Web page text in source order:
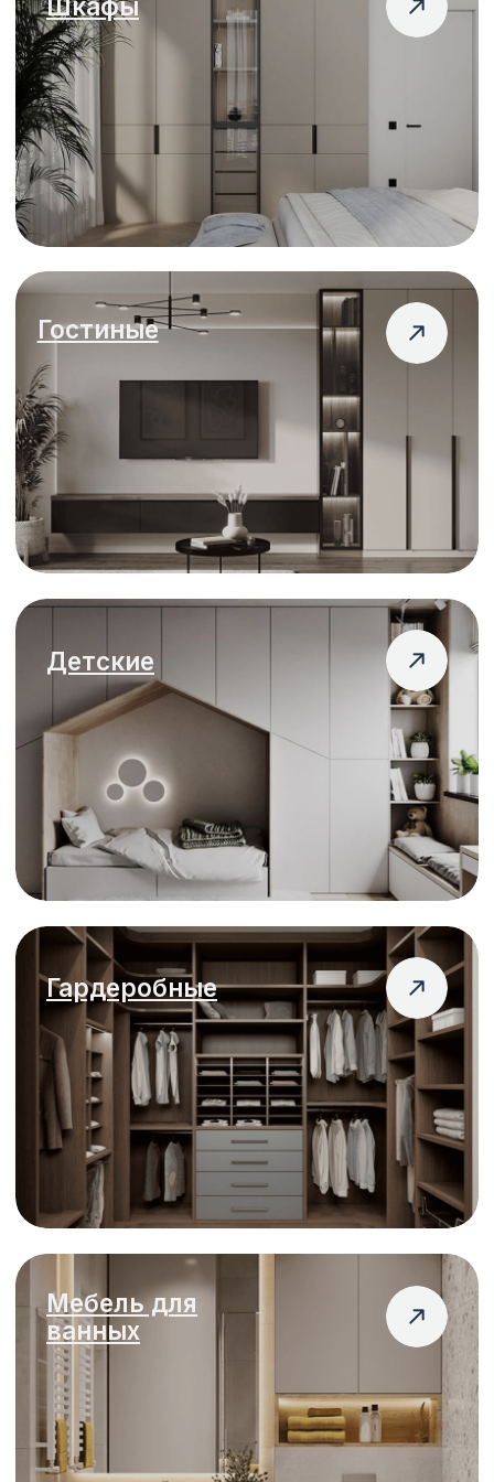
Мебель для
бизнеса
Давайте рассчитаем
ваш проект?
Самое время
изготовить вашу мебель
Фотография мебели
Загрузить файл
Номер телефона
+7
Куда отправить расчет?
WhatsApp
MAX
Я согласен(а) с политикой
конфиденциальности
Я согласен(а) на обработку персональных
данных